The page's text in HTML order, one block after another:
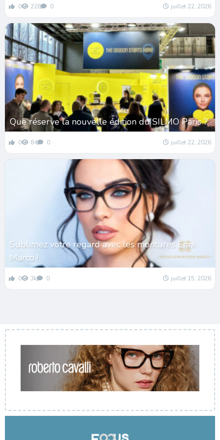
0 228 0 juillet 22, 2026
Que réserve la nouvelle édition du SILMO Paris ?
0 84 0 juillet 22, 2026
Sublimez votre regard avec les montures Enni
Marco !
0 3k 0 juillet 15, 2026